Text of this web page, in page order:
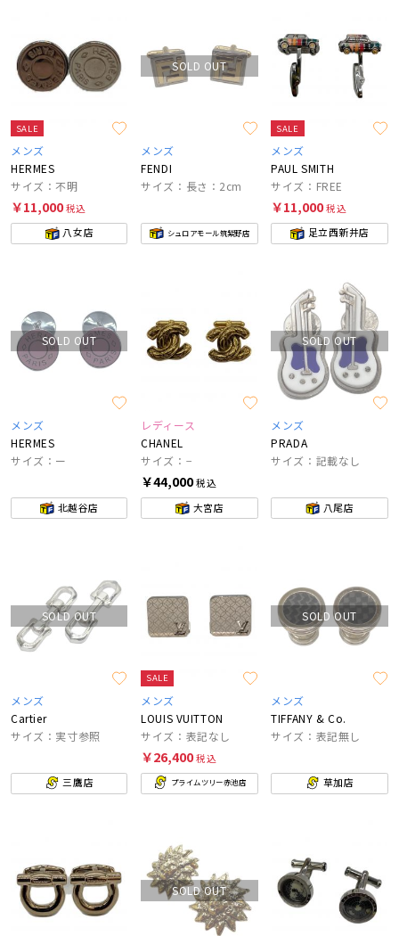
SALE
メンズ
HERMES
サイズ：不明
￥11,000税込
八女店
SOLD OUT
メンズ
FENDI
サイズ：長さ：2cm
シュロアモール筑紫野店
SALE
メンズ
PAUL SMITH
サイズ：FREE
￥11,000税込
足立西新井店
SOLD OUT
メンズ
HERMES
サイズ：ー
北越谷店
レディース
CHANEL
サイズ：−
￥44,000税込
大宮店
SOLD OUT
メンズ
PRADA
サイズ：記載なし
八尾店
SOLD OUT
メンズ
Cartier
サイズ：実寸参照
三鷹店
SALE
メンズ
LOUIS VUITTON
サイズ：表記なし
￥26,400税込
プライムツリー赤池店
SOLD OUT
メンズ
TIFFANY & Co.
サイズ：表記無し
草加店
SOLD OUT